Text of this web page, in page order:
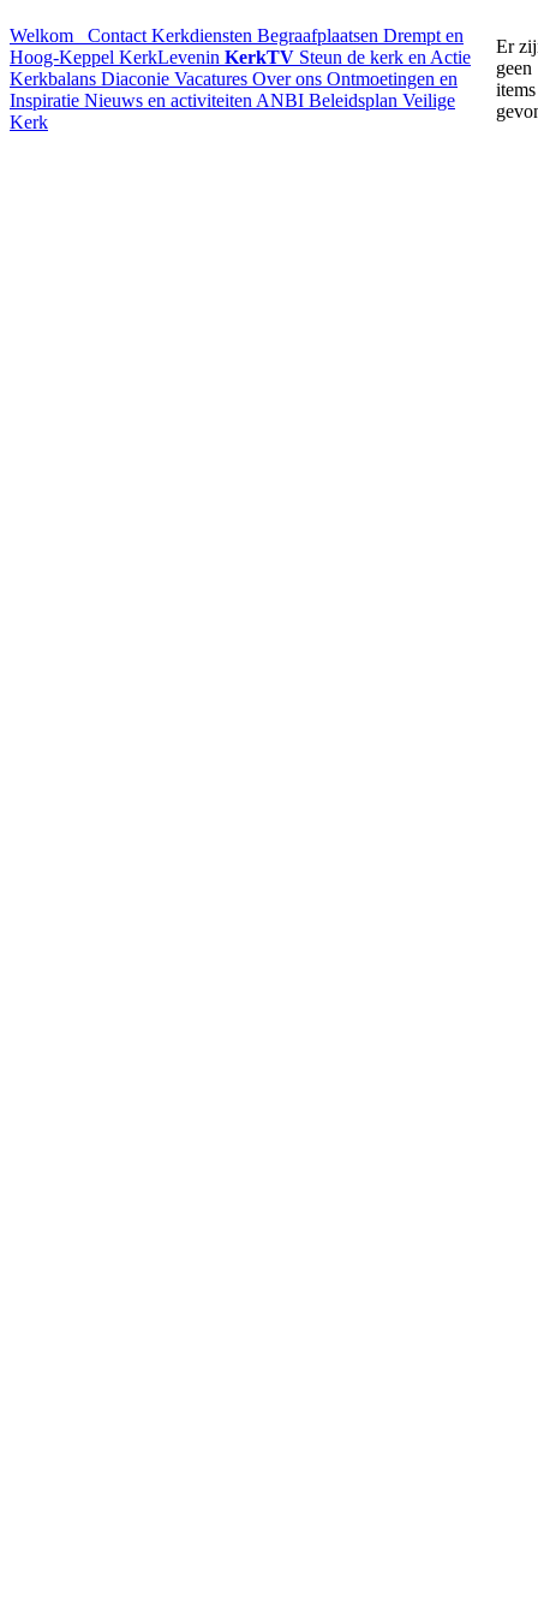
Welkom Contact Kerkdiensten Begraafplaatsen Drempt en
Hoog-Keppel KerkLevenin KerkTV Steun de kerk en Actie
Kerkbalans Diaconie Vacatures Over ons Ontmoetingen en
Inspiratie Nieuws en activiteiten ANBI Beleidsplan Veilige
Kerk
Er
geen
items